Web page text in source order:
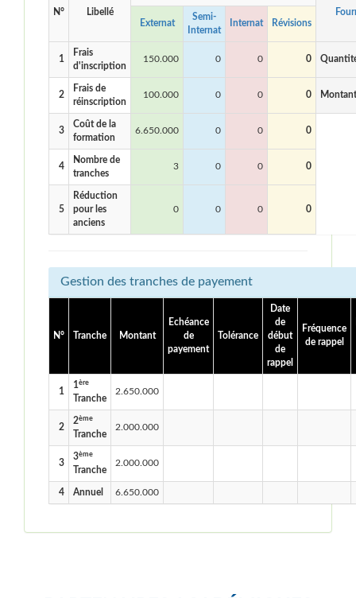
N° Libellé
Externat
Semi-
Internat
Internat Révisions
1
Frais
d'inscription
150.000 0 0 0
2
Frais de
réinscription
100.000 0 0 0 Montant
3
Coût de la
formation
6.650.000 0 0 0
4
Nombre de
tranches
3 0 0 0
5
Réduction
pour les
anciens
0 0 0 0
Gestion des tranches de payement
N° Tranche Montant
Echéance
de
payement
Tolérance
Date
de
début
de
rappel
Fréquence
de rappel
1
1ère
Tranche
2.650.000
2
2ème
Tranche
2.000.000
3
3ème
Tranche
2.000.000
4 Annuel 6.650.000